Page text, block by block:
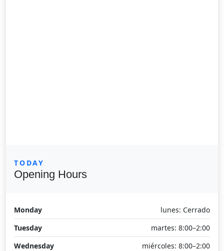
TODAY
Opening Hours
Monday
lunes: Cerrado
Tuesday
martes: 8:00–2:00
Wednesday
miércoles: 8:00–2:00